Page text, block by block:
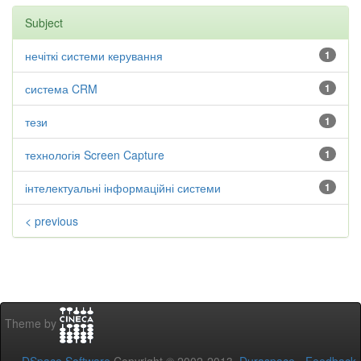
Subject
1
нечіткі системи керування
1
система CRM
1
тези
1
технологія Screen Capture
1
інтелектуальні інформаційні системи
< previous
Theme by